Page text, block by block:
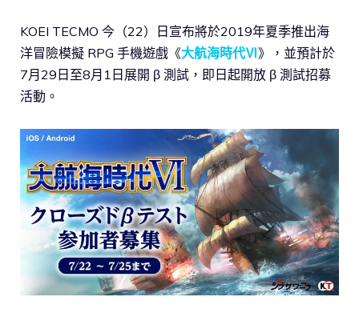
KOEI TECMO 今（22）日宣布將於2019年夏季推出海
洋冒險模擬 RPG 手機遊戲《大航海時代Ⅵ》，並預計於
7月29日至8月1日展開 β 測試，即日起開放 β 測試招募
活動。